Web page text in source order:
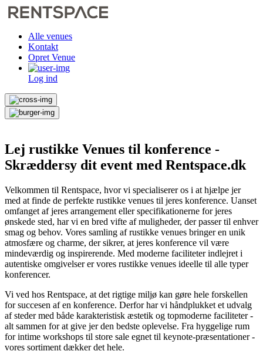
Alle venues
Kontakt
Opret Venue
Log ind
Lej rustikke Venues til konference -
Skræddersy dit event med Rentspace.dk
Velkommen til Rentspace, hvor vi specialiserer os i at hjælpe jer
med at finde de perfekte rustikke venues til jeres konference. Uanset
omfanget af jeres arrangement eller specifikationerne for jeres
ønskede sted, har vi en bred vifte af muligheder, der passer til enhver
smag og behov. Vores samling af rustikke venues bringer en unik
atmosfære og charme, der sikrer, at jeres konference vil være
mindeværdig og inspirerende. Med moderne faciliteter indlejret i
autentiske omgivelser er vores rustikke venues ideelle til alle typer
konferencer.
Vi ved hos Rentspace, at det rigtige miljø kan gøre hele forskellen
for succesen af en konference. Derfor har vi håndplukket et udvalg
af steder med både karakteristisk æstetik og topmoderne faciliteter -
alt sammen for at give jer den bedste oplevelse. Fra hyggelige rum
for intime workshops til store sale egnet til keynote-præsentationer -
vores sortiment dækker det hele.